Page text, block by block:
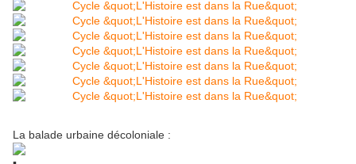
La balade urbaine décoloniale :